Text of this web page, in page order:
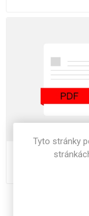
Unilin DTD a
Declaration Of
Tyto stránky